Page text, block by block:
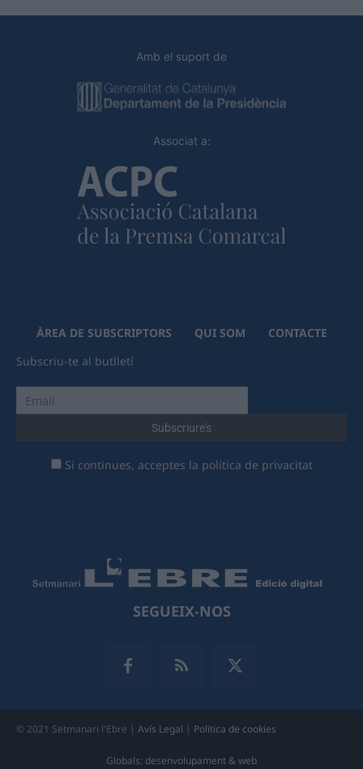
Amb el suport de
Associat a:
ÀREA DE SUBSCRIPTORS QUI SOM
CONTACTE
Subscriu-te al butlletí
Si continues, acceptes la política de privacitat
SEGUEIX-NOS
© 2021 Setmanari l'Ebre | Avís Legal | Política de cookies
Globals: desenvolupament & web